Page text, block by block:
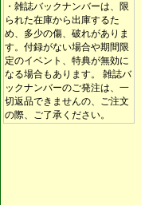
・雑誌バックナンバーは、限
られた在庫から出庫するた
め、多少の傷、破れがありま
す。付録がない場合や期間限
定のイベント、特典が無効に
なる場合もあります。 雑誌バ
ックナンバーのご発注は、一
切返品できませんの、ご注文
の際、ご了承ください。